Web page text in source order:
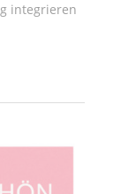
integrieren